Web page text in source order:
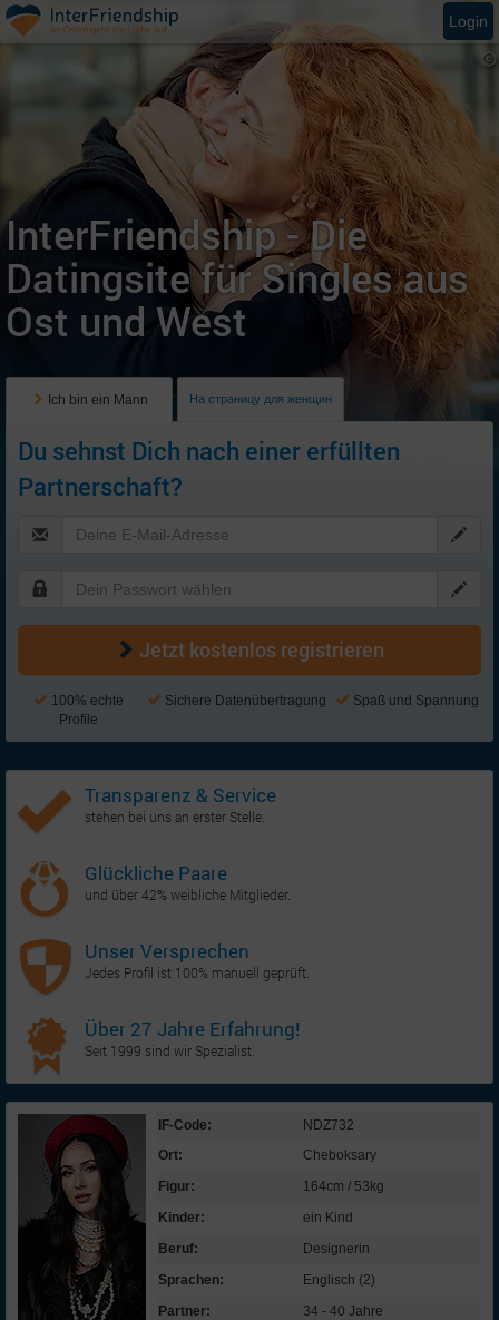
InterFriendship - Die
Datingsite für Singles aus
Ost und West
Ich bin ein Mann На страницу для женщин
Du sehnst Dich nach einer erfüllten
Partnerschaft?
Jetzt kostenlos registrieren
100% echte
Profile
Sichere Datenübertragung Spaß und Spannung
Transparenz & Service
stehen bei uns an erster Stelle.
Glückliche Paare
und über 42% weibliche Mitglieder.
Unser Versprechen
Jedes Profil ist 100% manuell geprüft.
Über 27 Jahre Erfahrung!
Seit 1999 sind wir Spezialist.
IF-Code:
NDZ732
Ort:
Cheboksary
Figur:
164cm / 53kg
Kinder:
ein Kind
Beruf:
Designerin
Sprachen:
Englisch (2)
Partner:
34 - 40 Jahre
Login